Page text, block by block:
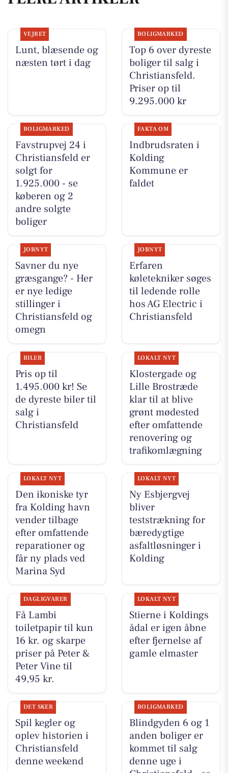
VEJRET
Lunt, blæsende og
næsten tørt i dag
BOLIGMARKED
Top 6 over dyreste
boliger til salg i
Christiansfeld.
Priser op til
9.295.000 kr
BOLIGMARKED
Favstrupvej 24 i
Christiansfeld er
solgt for
1.925.000 - se
køberen og 2
andre solgte
boliger
FAKTA OM
Indbrudsraten i
Kolding
Kommune er
faldet
JOBNYT
Savner du nye
græsgange? - Her
er nye ledige
stillinger i
Christiansfeld og
omegn
JOBNYT
Erfaren
køletekniker søges
til ledende rolle
hos AG Electric i
Christiansfeld
BILER
Pris op til
1.495.000 kr! Se
de dyreste biler til
salg i
Christiansfeld
LOKALT NYT
Klostergade og
Lille Brostræde
klar til at blive
grønt mødested
efter omfattende
renovering og
trafikomlægning
LOKALT NYT
Den ikoniske tyr
fra Kolding havn
vender tilbage
efter omfattende
reparationer og
får ny plads ved
Marina Syd
LOKALT NYT
Ny Esbjergvej
bliver
teststrækning for
bæredygtige
asfaltløsninger i
Kolding
DAGLIGVARER
Få Lambi
toiletpapir til kun
16 kr. og skarpe
priser på Peter &
Peter Vine til
49,95 kr.
LOKALT NYT
Stierne i Koldings
ådal er igen åbne
efter fjernelse af
gamle elmaster
DET SKER
Spil kegler og
oplev historien i
Christiansfeld
denne weekend
BOLIGMARKED
Blindgyden 6 og 1
anden boliger er
kommet til salg
denne uge i